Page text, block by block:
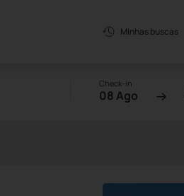
Minhas buscas
Check-in
08 Ago